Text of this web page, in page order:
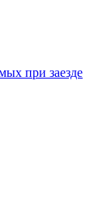
при заезде